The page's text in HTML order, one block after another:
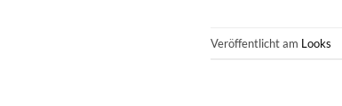
Veröffentlicht am Looks